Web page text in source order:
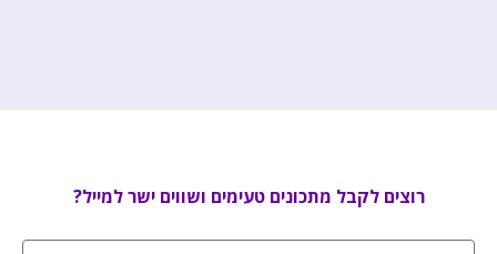
רוצים לקבל מתכונים טעימים ושווים ישר למייל?